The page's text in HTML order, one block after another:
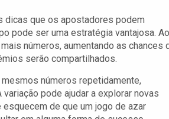
dicas que os apostadores podem
pode ser uma estratégia vantajosa. Ao
números, aumentando as chances
serão compartilhados.
números repetidamente,
pode ajudar a explorar novas
de que um jogo de azar